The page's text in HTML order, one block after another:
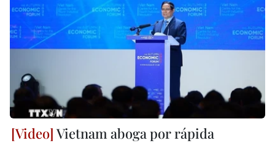
Vietnam aboga por rápida